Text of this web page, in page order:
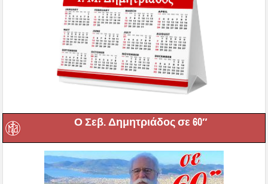
Ο Σεβ. Δημητριάδος σε 60″